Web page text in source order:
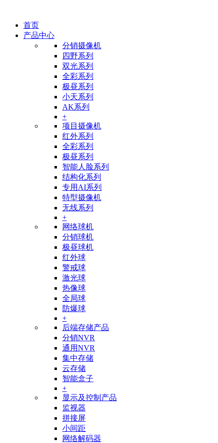
首页
产品中心
分销摄像机
四野系列
双光系列
全彩系列
极昼系列
小天系列
AK系列
+
项目摄像机
红外系列
全彩系列
极昼系列
智能人脸系列
结构化系列
专用AI系列
特型摄像机
无线系列
+
网络球机
分销球机
极昼球机
红外球
警戒球
激光球
热像球
全局球
防爆球
+
后端存储产品
分销NVR
通用NVR
集中存储
云存储
智能盒子
+
显示及控制产品
监视器
拼接屏
小间距
网络解码器